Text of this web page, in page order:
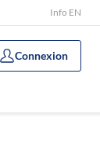
Info EN
Connexion